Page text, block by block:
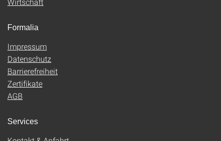
Formalia
Impressum
Datenschutz
Barrierefreiheit
Zertifikate
AGB
Services